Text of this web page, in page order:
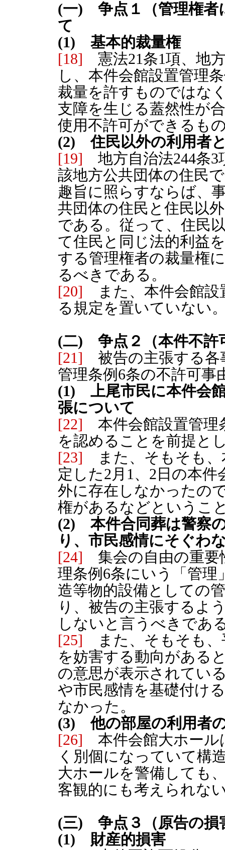
(一) 争点１（管理権者
て
(1) 基本的裁量権
[18] 憲法21条1項、地
し、本件会館設置管理
裁量を許すものではな
支障を生じる蓋然性が
使用不許可ができるも
(2) 住民以外の利用者
[19] 地方自治法244条3
該地方公共団体の住民
趣旨に照らすならば、
共団体の住民と住民以
である。従って、住民
て住民と同じ法的利益
する管理権者の裁量権
るべきである。
[20] また、本件会館設
る規定を置いていない
(二) 争点２（本件不許
[21] 被告の主張する各
管理条例6条の不許可事
(1) 上尾市民に本件会
張について
[22] 本件会館設置管理
を認めることを前提と
[23] また、そもそも、
定した2月1、2日の本
外に存在しなかったの
権があるなどというこ
(2) 本件合同葬は警察
り、市民感情にそぐわ
[24] 集会の自由の重要
理条例6条にいう「管理
造等物的設備としての
り、被告の主張するよ
しないと言うべきであ
[25] また、そもそも、
を妨害する動向がある
の意思が表示されてい
や市民感情を基礎付け
なかった。
(3) 他の部屋の利用者
[26] 本件会館大ホール
く別個になっていて構
大ホールを警備しても
客観的にも考えられな
(三) 争点３（原告の損
(1) 財産的損害